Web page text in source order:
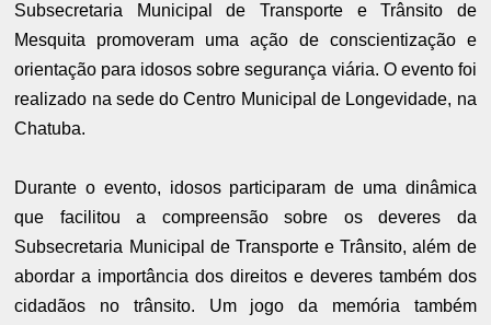
Subsecretaria Municipal de Transporte e Trânsito de
Mesquita promoveram uma ação de conscientização e
orientação para idosos sobre segurança viária. O evento foi
realizado na sede do Centro Municipal de Longevidade, na
Chatuba.
Durante o evento, idosos participaram de uma dinâmica
que facilitou a compreensão sobre os deveres da
Subsecretaria Municipal de Transporte e Trânsito, além de
abordar a importância dos direitos e deveres também dos
cidadãos no trânsito. Um jogo da memória também